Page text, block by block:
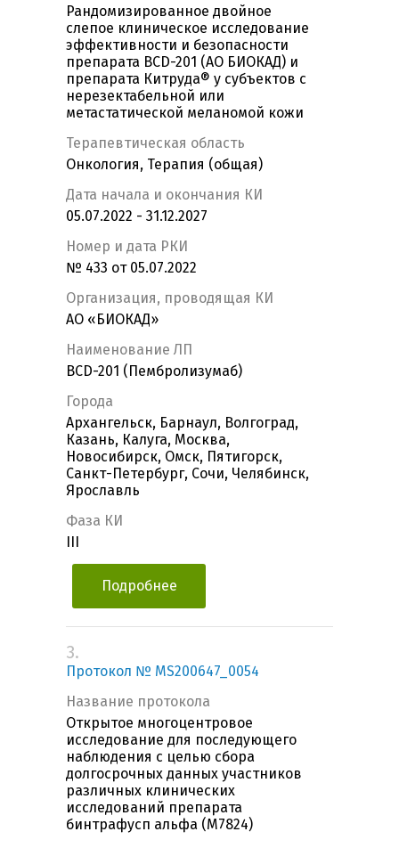
Рандомизированное двойное
слепое клиническое исследование
эффективности и безопасности
препарата BCD-201 (АО БИОКАД) и
препарата Китруда® у субъектов с
нерезектабельной или
метастатической меланомой кожи
Терапевтическая область
Онкология, Терапия (общая)
Дата начала и окончания КИ
05.07.2022 - 31.12.2027
Номер и дата РКИ
№ 433 от 05.07.2022
Организация, проводящая КИ
АО «БИОКАД»
Наименование ЛП
BCD-201 (Пембролизумаб)
Города
Архангельск, Барнаул, Волгоград,
Казань, Калуга, Москва,
Новосибирск, Омск, Пятигорск,
Санкт-Петербург, Сочи, Челябинск,
Ярославль
Фаза КИ
Подробнее
3.
Протокол № MS200647_0054
Название протокола
Открытое многоцентровое
исследование для последующего
наблюдения с целью сбора
долгосрочных данных участников
различных клинических
исследований препарата
бинтрафусп альфа (M7824)